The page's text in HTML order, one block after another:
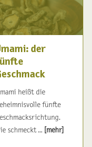
der
heißt die
fünfte
schmeckt ... [mehr]